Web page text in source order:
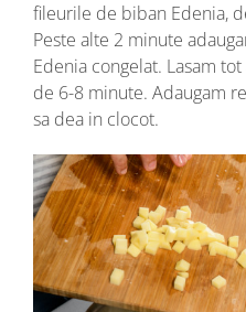
fileurile de biban Edenia,
Peste alte 2 minute
Edenia congelat. Lasam
de 6-8 minute. Adaugam
sa dea in clocot.